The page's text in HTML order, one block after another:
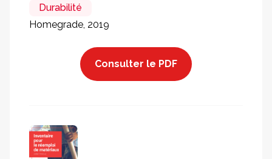
Durabilité
Homegrade, 2019
Consulter le PDF